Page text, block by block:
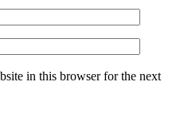
in this browser for the next